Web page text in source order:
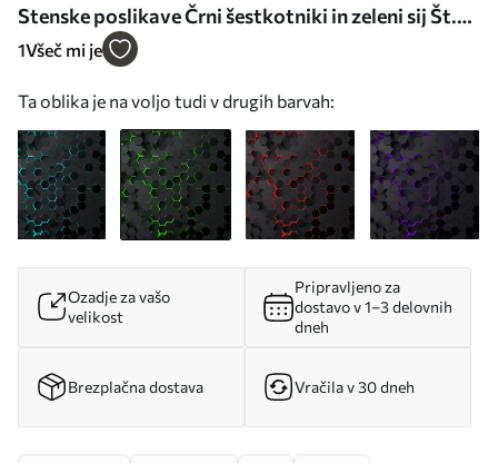
Stenske poslikave Črni šestkotniki in zeleni sij Št.
u93618v1
1Všeč mi je
Ta oblika je na voljo tudi v drugih barvah:
Ozadje za vašo
velikost
Pripravljeno za
dostavo v 1–3 delovnih
dneh
Brezplačna dostava Vračila v 30 dneh